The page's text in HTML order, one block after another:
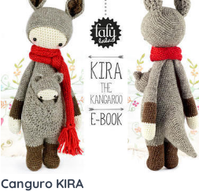
Canguro KIRA